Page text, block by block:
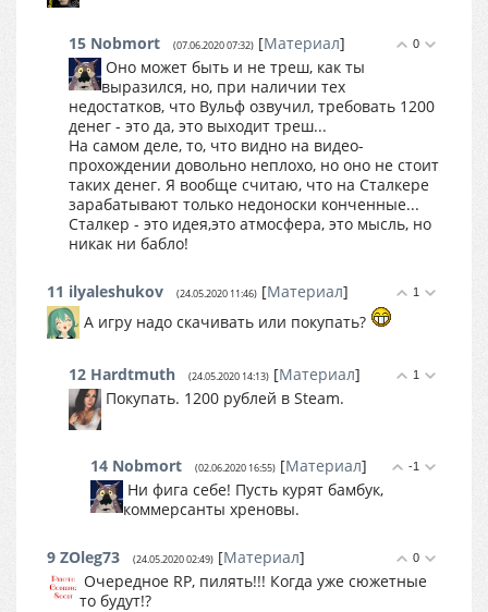
0
15 Nobmort (07.06.2020 07:32) [Материал]
Оно может быть и не треш, как ты
выразился, но, при наличии тех
недостатков, что Вульф озвучил, требовать 1200
денег - это да, это выходит треш...
На самом деле, то, что видно на видео-
прохождении довольно неплохо, но оно не стоит
таких денег. Я вообще считаю, что на Сталкере
зарабатывают только недоноски конченные...
Сталкер - это идея,это атмосфера, это мысль, но
никак ни бабло!
1
11 ilyaleshukov (24.05.2020 11:46) [Материал]
А игру надо скачивать или покупать?
1
12 Hardtmuth (24.05.2020 14:13) [Материал]
Покупать. 1200 рублей в Steam.
-1
14 Nobmort (02.06.2020 16:55) [Материал]
Ни фига себе! Пусть курят бамбук,
коммерсанты хреновы.
0
9 ZOleg73 (24.05.2020 02:49) [Материал]
Очередное RP, пилять!!! Когда уже сюжетные
то будут!?